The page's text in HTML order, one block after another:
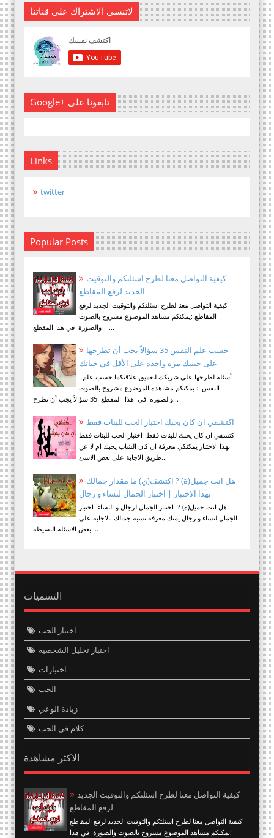
لاتنسى الاشتراك على قناتنا
Google+ تابعونا على
Links
twitter
Popular Posts
كيفية التواصل معنا لطرح اسئلتكم والتوقيت
الجديد لرفع المقاطع
كيفية التواصل معنا لطرح اسئلتكم والتوقيت الجديد لرفع
المقاطع :يمكنكم مشاهد الموضوع مشروح بالصوت
والصورة في هذا المقطع ...
حسب علم النفس 35 سؤالاً يجب أن تطرحها
على حبيبك مرة واحدة على الأقل في حياتك
النفس : يمكنكم مشاهدة الموضوع مشروح بالصوت
والصورة في هذا المقطع 35 سؤالاً يجب أن تطرح...
اكتشفي ان كان يحبك اختبار الحب للبنات فقط
اكتشفي ان كان يحبك للبنات فقط اختبار الحب للبنات فقط
بهذا الاختبار يمكنكي معرفة ان كان الشاب يحبك ام لا عن
طريق الاجابة على بعض الاسئ...
هل انت جميل(ة) ? اكتشف(ي) ما مقدار جمالك
بهذا الاختبار | اختبار الجمال لنساء و رجال
هل انت جميل(ة) ? اختبار الجمال لرجال و النساء اختبار
الجمال لنساء و رجال يمنك معرفة نسبة جمالك بالاجابة على
بعض الاسئلة البسيطة ...
التسميات
اختبار الحب
اختبار تحليل الشخصية
اختبارات
الحب
زيادة الوعي
كلام في الحب
الاكثر مشاهدة
كيفية التواصل معنا لطرح اسئلتكم والتوقيت الجديد
لرفع المقاطع
كيفية التواصل معنا لطرح اسئلتكم والتوقيت الجديد لرفع المقاطع
:يمكنكم مشاهد الموضوع مشروح بالصوت والصورة في هذا